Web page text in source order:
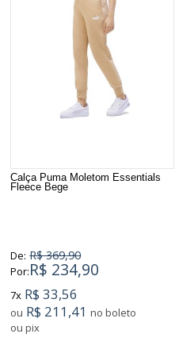
Calça Puma Moletom Essentials
Fleece Bege
De: R$ 369,90
Por:R$ 234,90
7x R$ 33,56
ou R$ 211,41 no boleto
ou pix